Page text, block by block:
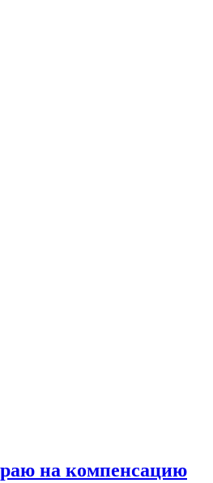
на компенсацию